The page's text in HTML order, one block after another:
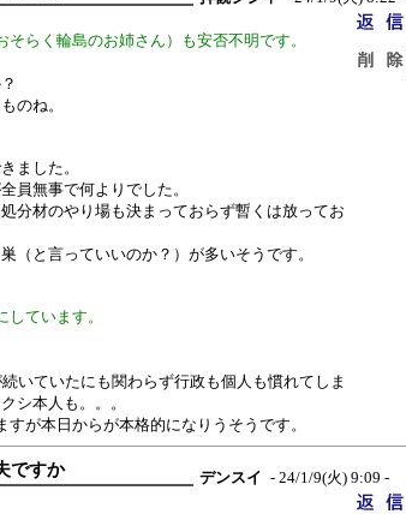
らく輪島のお姉さん）も安否不明です。
のね。
ました。
員無事で何よりでした。
分材のやり場も決まっておらず暫くは放ってお
（と言っていいのか？）が多いそうです。
ています。
いていたにも関わらず行政も個人も慣れてしま
シ本人も。。。
が本日からが本格的になりうそうです。
ですか デンスイ - 24/1/9(火) 9:09 -